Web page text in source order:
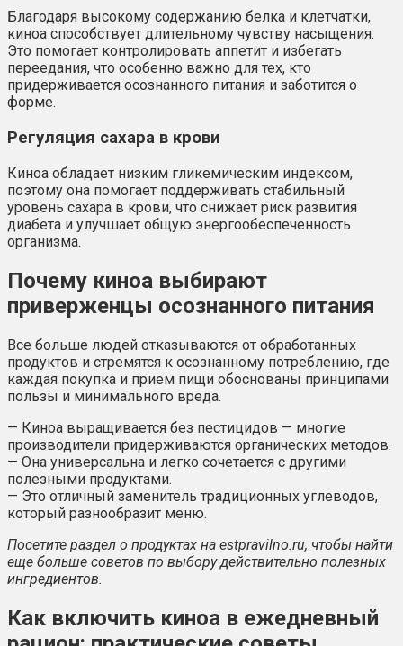
Благодаря высокому содержанию белка и клетчатки,
киноа способствует длительному чувству насыщения.
Это помогает контролировать аппетит и избегать
переедания, что особенно важно для тех, кто
придерживается осознанного питания и заботится о
форме.
Регуляция сахара в крови
Киноа обладает низким гликемическим индексом,
поэтому она помогает поддерживать стабильный
уровень сахара в крови, что снижает риск развития
диабета и улучшает общую энергообеспеченность
организма.
Почему киноа выбирают
приверженцы осознанного питания
Все больше людей отказываются от обработанных
продуктов и стремятся к осознанному потреблению, где
каждая покупка и прием пищи обоснованы принципами
пользы и минимального вреда.
— Киноа выращивается без пестицидов — многие
производители придерживаются органических методов.
— Она универсальна и легко сочетается с другими
полезными продуктами.
— Это отличный заменитель традиционных углеводов,
который разнообразит меню.
Посетите раздел о продуктах на estpravilno.ru, чтобы найти
еще больше советов по выбору действительно полезных
ингредиентов.
Как включить киноа в ежедневный